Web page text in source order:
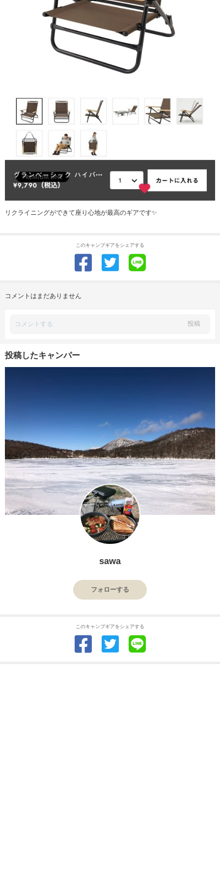
リクライニングができて座り心地が最高のギアです✨
このキャンプギアをシェアする
コメントはまだありません
投稿
投稿したキャンパー
sawa
フォローする
このキャンプギアをシェアする